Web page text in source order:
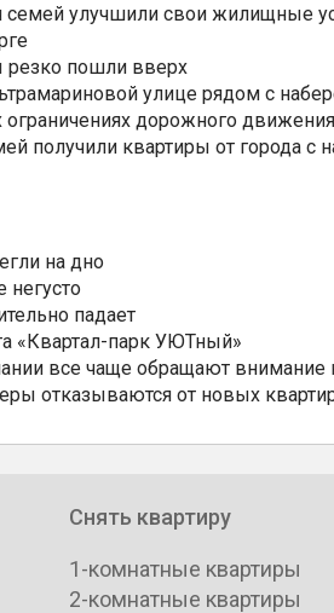
семей улучшили свои жилищные
резко пошли вверх
улице рядом с
дорожного движения
получили квартиры от города с
на дно
негусто
падает
«Квартал-парк УЮТный»
все чаще обращают внимание
отказываются от новых
Снять квартиру
1-комнатные квартиры
2-комнатные квартиры